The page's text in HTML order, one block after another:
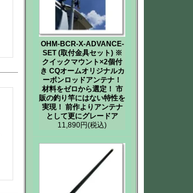
OHM-BCR-X-ADVANCE-
SET (取付金具セット) ※
クイックマウント×2個付
き CQオームオリジナルカ
ーボンロッドアンテナ！
材料をゼロから選定！ 市
販の釣り竿にはない特性を
実現！ 前作よりアンテナ
として更にグレードア
11,890円(税込)